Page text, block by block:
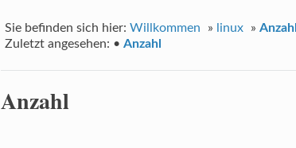
Sie befinden sich hier:Willkommen » linux »Anzahl
Zuletzt angesehen: • Anzahl
Anzahl